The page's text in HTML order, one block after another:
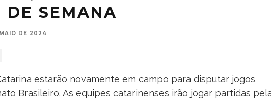
DE SEMANA
DE 2024
estarão novamente em campo para disputar jogos
Brasileiro. As equipes catarinenses irão jogar partidas